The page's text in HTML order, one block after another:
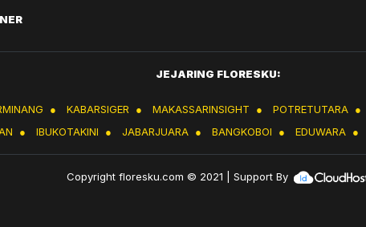
JEJARING FLORESKU:
● KABARSIGER ● MAKASSARINSIGHT ● POTRETUTARA ●
● IBUKOTAKINI ● JABARJUARA ● BANGKOBOI ● EDUWARA ●
Copyrightfloresku.com © 2021 | Support By